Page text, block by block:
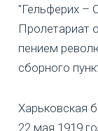
"Гельферих –
Пролетариат
пением
сборного
Харьковская
22 мая 1919